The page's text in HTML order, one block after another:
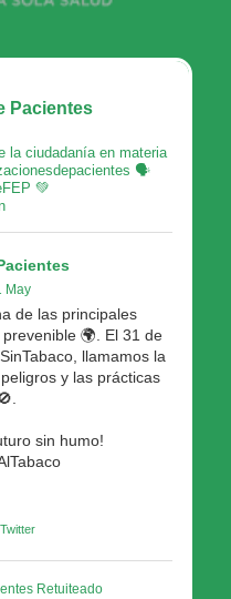
Pacientes
ciudadanía en materia
🗣
💚
May
de las principales
🌍. El 31 de
llamamos la
y las prácticas
sin humo!
Twitter
Retuiteado